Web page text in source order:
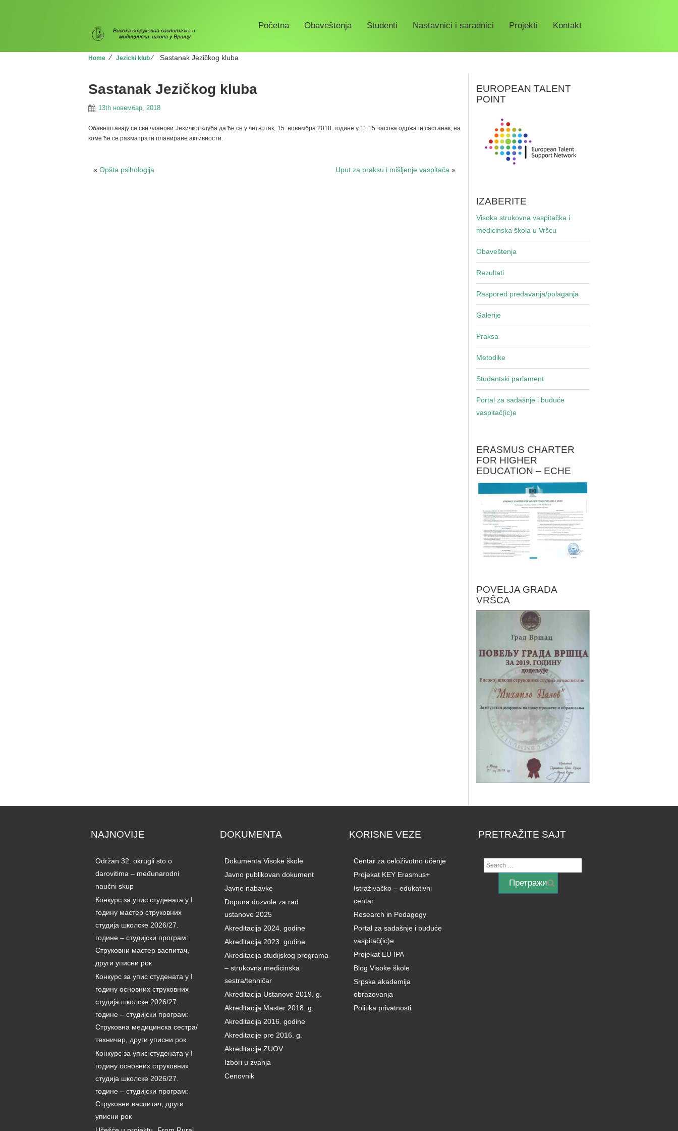
Početna Obaveštenja Studenti Nastavnici i saradnici Projekti Kontakt
Home ⁄ Jezicki klub⁄ Sastanak Jezičkog kluba
Sastanak Jezičkog kluba
13th новембар, 2018
Обавештавају се сви чланови Језичког клуба да ће се у четвртак, 15. новембра 2018. године у 11.15 часова одржати састанак, на
коме ће се разматрати планиране активности.
« Opšta psihologija Uput za praksu i mišljenje vaspitača »
EUROPEAN TALENT
POINT
IZABERITE
Visoka strukovna vaspitačka i
medicinska škola u Vršcu
Obaveštenja
Rezultati
Raspored predavanja/polaganja
Galerije
Praksa
Metodike
Studentski parlament
Portal za sadašnje i buduće
vaspitač(ic)e
ERASMUS CHARTER
FOR HIGHER
EDUCATION – ECHE
POVELJA GRADA
VRŠCA
NAJNOVIJE
Održan 32. okrugli sto o
darovitima – međunarodni
naučni skup
Конкурс за упис студената у I
годину мастер струковних
студија школске 2026/27.
године – студијски програм:
Струковни мастер васпитач,
други уписни рок
Конкурс за упис студената у I
годину основних струковних
студија школске 2026/27.
године – студијски програм:
Струковна медицинска сестра/
техничар, други уписни рок
Конкурс за упис студената у I
годину основних струковних
студија школске 2026/27.
године – студијски програм:
Струковни васпитач, други
уписни рок
DOKUMENTA
Dokumenta Visoke škole
Javno publikovan dokument
Javne nabavke
Dopuna dozvole za rad
ustanove 2025
Akreditacija 2024. godine
Akreditacija 2023. godine
Akreditacija studijskog programa
– strukovna medicinska
sestra/tehničar
Akreditacija Ustanove 2019. g.
Akreditacija Master 2018. g.
Akreditacija 2016. godine
Akreditacije pre 2016. g.
Akreditacije ZUOV
Izbori u zvanja
Cenovnik
KORISNE VEZE
Centar za celoživotno učenje
Projekat KEY Erasmus+
Istraživačko – edukativni
centar
Research in Pedagogy
Portal za sadašnje i buduće
vaspitač(ic)e
Projekat EU IPA
Blog Visoke škole
Srpska akademija
obrazovanja
Politika privatnosti
PRETRAŽITE SAJT